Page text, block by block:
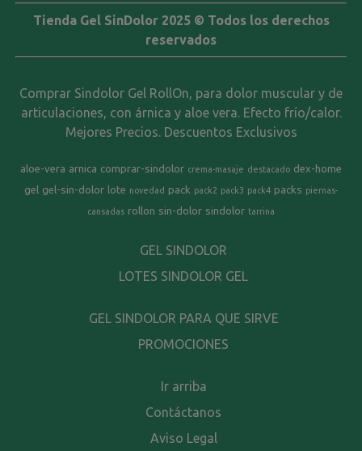
Tienda Gel SinDolor 2025 © Todos los derechos
reservados
Comprar Sindolor Gel RollOn, para dolor muscular y de
articulaciones, con árnica y aloe vera. Efecto frío/calor.
Mejores Precios. Descuentos Exclusivos
aloe-vera arnica comprar-sindolor crema-masaje destacado dex-home
gel gel-sin-dolor lote novedad pack pack2 pack3 pack4 packs piernas-
cansadas rollon sin-dolor sindolor tarrina
GEL SINDOLOR
LOTES SINDOLOR GEL
GEL SINDOLOR PARA QUE SIRVE
PROMOCIONES
Ir arriba
Contáctanos
Aviso Legal